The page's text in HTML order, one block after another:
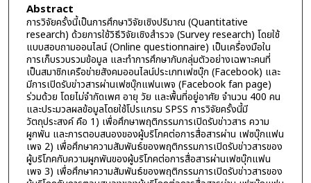
Abstract
การวิจัยครั้งนี้เป็นการศึกษาวิจัยเชิงปริมาณ (Quantitative
research) ด้วยการใช้วิธีวิจัยเชิงสำรวจ (Survey research) โดยใช้
แบบสอบถามออนไลน์ (Online questionnaire) เป็นเครื่องมือใน
การเก็บรวบรวมข้อมูล และทำการศึกษากับกลุ่มตัวอย่างเฉพาะคนที่
เป็นสมาชิกเครือข่ายสังคมออนไลน์ประเภทเฟซบุ๊ก (Facebook) และ
มีการเปิดรับข่าวสารผ่านเฟซบุ๊กแฟนเพจ (Facebook fan page)
ร่วมด้วย โดยไม่จำกัดเพศ อายุ วัย และพื้นที่อยู่อาศัย จำนวน 400 คน
และประมวลผลข้อมูลโดยใช้โปรแกรม SPSS การวิจัยครั้งนี้มี
วัตถุประสงค์ คือ 1) เพื่อศึกษาพฤติกรรมการเปิดรับข่าวสาร ความ
ผูกพัน และการตอบสนองของผู้บริโภคต่อการสื่อสารผ่าน เฟซบุ๊กแฟน
เพจ 2) เพื่อศึกษาความสัมพันธ์ของพฤติกรรมการเปิดรับข่าวสารของ
ผู้บริโภคกับความผูกพันของผู้บริโภคต่อการสื่อสารผ่านเฟซบุ๊กแฟน
เพจ 3) เพื่อศึกษาความสัมพันธ์ของพฤติกรรมการเปิดรับข่าวสารของ